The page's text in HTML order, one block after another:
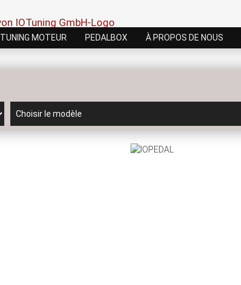
TUNING MOTEUR PEDALBOX À PROPOS DE NOUS